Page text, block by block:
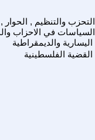
التحزب والتنظيم , الحوار ,
السياسات في الاحزاب
اليسارية والديمقراطية
القضية الفلسطينية